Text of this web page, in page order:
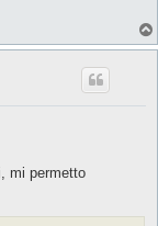
mi permetto